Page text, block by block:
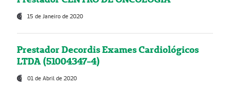
15 de Janeiro de 2020
Prestador Decordis Exames Cardiológicos
LTDA (51004347-4)
01 de Abril de 2020